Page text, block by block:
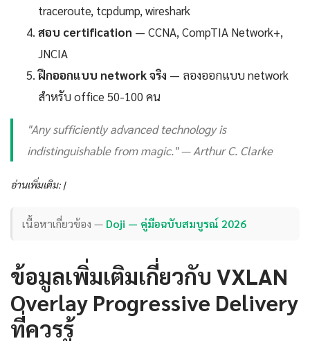
traceroute, tcpdump, wireshark
สอบ certification — CCNA, CompTIA Network+,
JNCIA
ฝึกออกแบบ network จริง — ลองออกแบบ network
สำหรับ office 50-100 คน
"Any sufficiently advanced technology is
indistinguishable from magic." — Arthur C. Clarke
อ่านเพิ่มเติม: |
เนื้อหาเกี่ยวข้อง — Doji — คู่มือฉบับสมบูรณ์ 2026
ข้อมูลเพิ่มเติมเกี่ยวกับ VXLAN
Overlay Progressive Delivery
ที่ควรรู้